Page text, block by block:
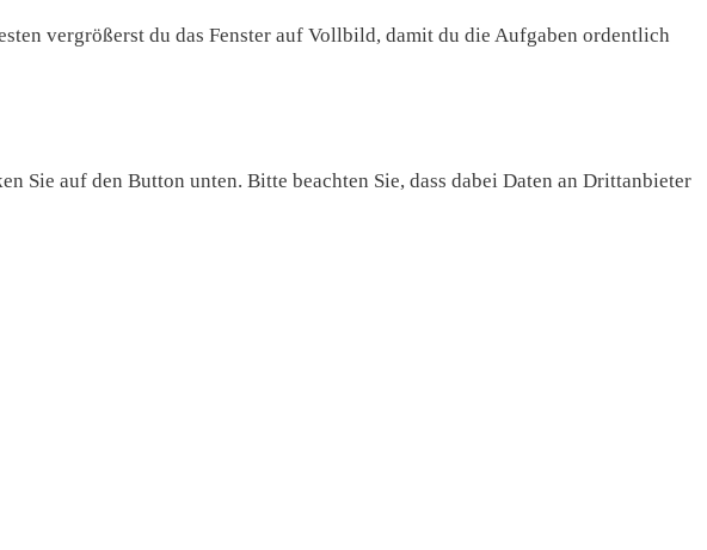
vergrößerst du das Fenster auf Vollbild, damit du die Aufgaben ordentlich
Sie auf den Button unten. Bitte beachten Sie, dass dabei Daten an Drittanbieter